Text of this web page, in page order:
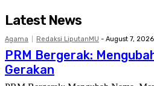
Latest News
Agama Redaksi LiputanMU - August 7, 2026
PRM Bergerak:
Gerakan